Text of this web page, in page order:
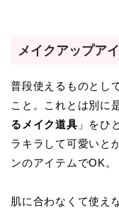
メイクアップア
普段使えるものとし
こと。これとは別に
るメイク道具 」をひ
ラキラして可愛いと
ンのアイテムでOK。
肌に合わなくて使え